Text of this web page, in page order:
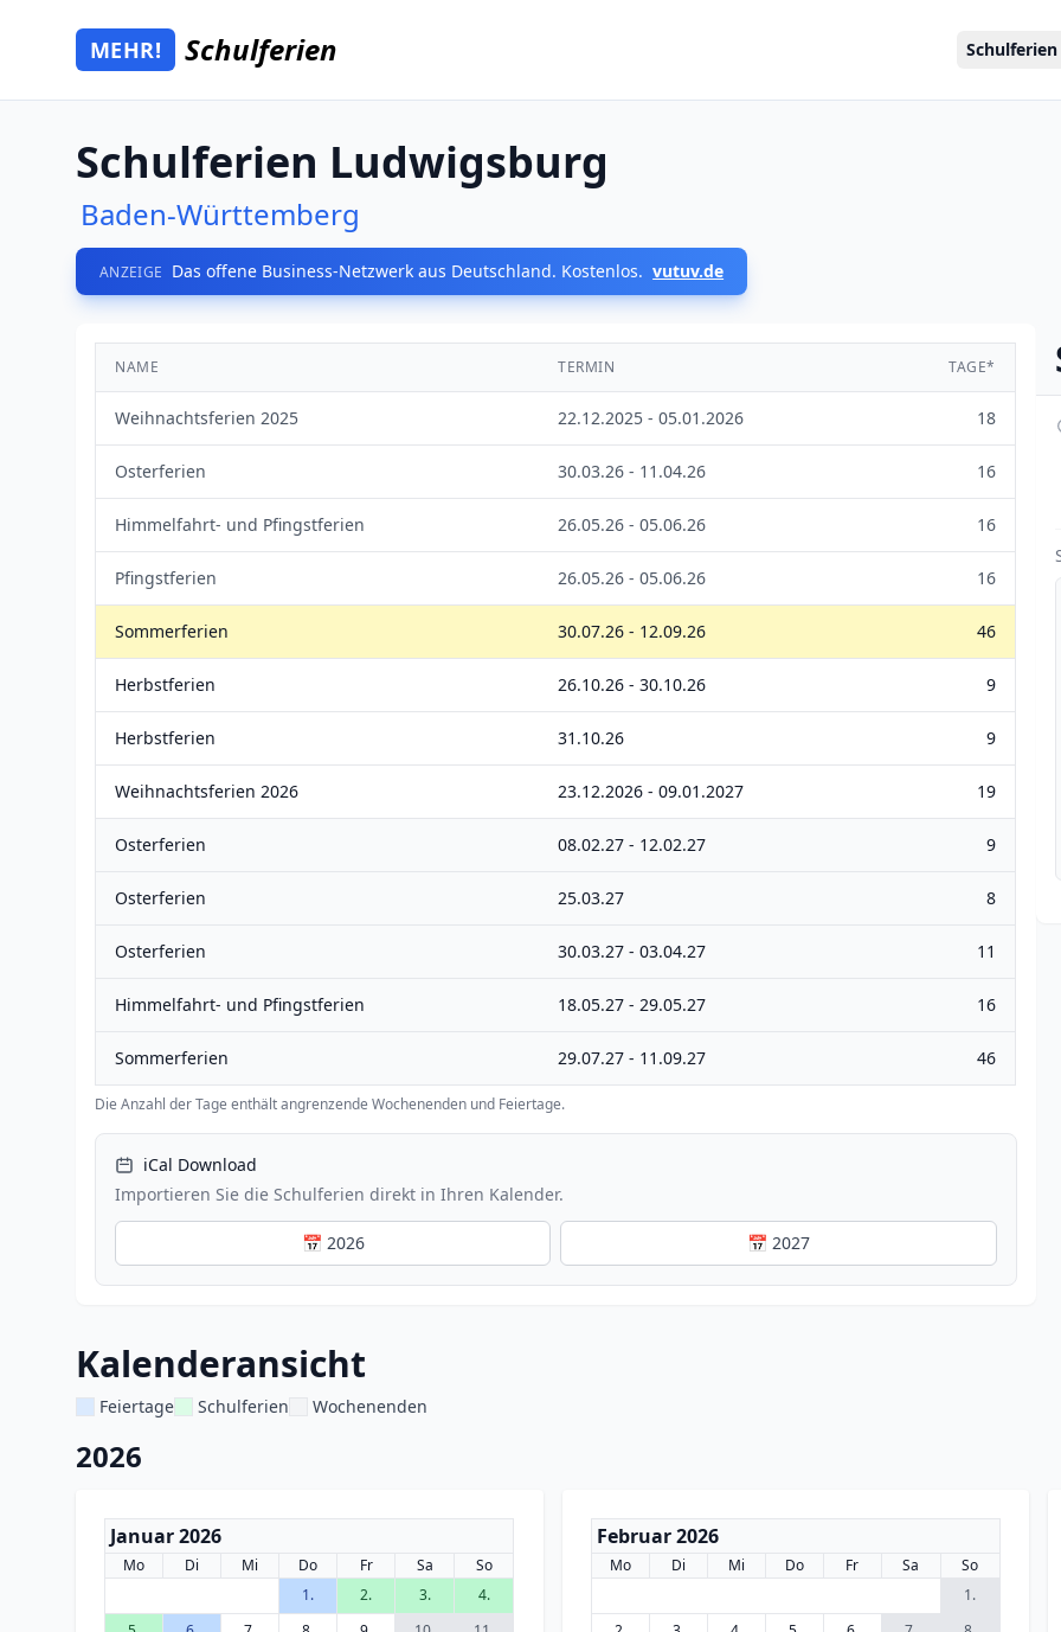
Zum Hauptinhalt springen
Mehr Schulferien
MEHR! Schulferien Schulferien
Schulferien Ludwigsburg
Baden-Württemberg
ANZEIGE Das offene Business-Netzwerk aus Deutschland. Kostenlos. vutuv.de
NAME TERMIN TAGE*
Weihnachtsferien 2025 22.12.2025 - 05.01.2026 18
Osterferien 30.03.26 - 11.04.26 16
Himmelfahrt- und Pfingstferien 26.05.26 - 05.06.26 16
Pfingstferien 26.05.26 - 05.06.26 16
Sommerferien 30.07.26 - 12.09.26 46
Herbstferien 26.10.26 - 30.10.26 9
Herbstferien 31.10.26 9
Weihnachtsferien 2026 23.12.2026 - 09.01.2027 19
Osterferien 08.02.27 - 12.02.27 9
Osterferien 25.03.27 8
Osterferien 30.03.27 - 03.04.27 11
Himmelfahrt- und Pfingstferien 18.05.27 - 29.05.27 16
Sommerferien 29.07.27 - 11.09.27 46
Die Anzahl der Tage enthält angrenzende Wochenenden und Feiertage.
iCal Download
Importieren Sie die Schulferien direkt in Ihren Kalender.
📅 2026 📅 2027
Kalenderansicht
Feiertage Schulferien Wochenenden
2026
Januar 2026
Mo Di Mi Do Fr Sa
So
1.
2. 3.
4.
Februar 2026
Mo Di Mi Do Fr Sa
So
1.